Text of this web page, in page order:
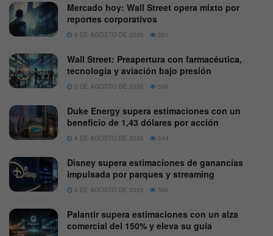
Mercado hoy: Wall Street opera mixto por
reportes corporativos
6 DE AGOSTO DE 2026 551
Wall Street: Preapertura con farmacéutica,
tecnología y aviación bajo presión
3 DE AGOSTO DE 2026 598
Duke Energy supera estimaciones con un
beneficio de 1,43 dólares por acción
4 DE AGOSTO DE 2026 544
Disney supera estimaciones de ganancias
impulsada por parques y streaming
5 DE AGOSTO DE 2026 566
Palantir supera estimaciones con un alza
comercial del 150% y eleva su guía